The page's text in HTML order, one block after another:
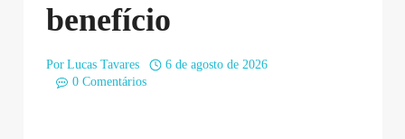
benefício
Por Lucas Tavares
6 de agosto de 2026
0 Comentários